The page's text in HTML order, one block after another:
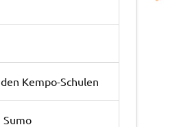
Kempo-Schulen